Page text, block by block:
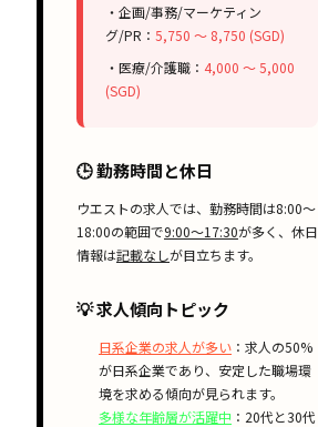
・企画/事務/マーケティン
グ/PR： 5,750 〜 8,750 (SGD)
・医療/介護職： 4,000 〜 5,000
(SGD)
🕒 勤務時間と休日
ウエストの求人では、勤務時間は8:00〜
18:00の範囲で9:00〜17:30が多く、休日
情報は記載なしが目立ちます。
💡 求人傾向トピック
日系企業の求人が多い ：求人の50%
が日系企業であり、安定した職場環
境を求める傾向が見られます。
多様な年齢層が活躍中 ：20代と30代